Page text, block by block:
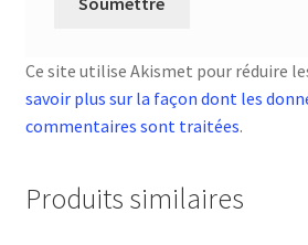
Ce site utilise Akismet pour réduire
savoir plus sur la façon dont les
commentaires sont traitées.
Produits similaires